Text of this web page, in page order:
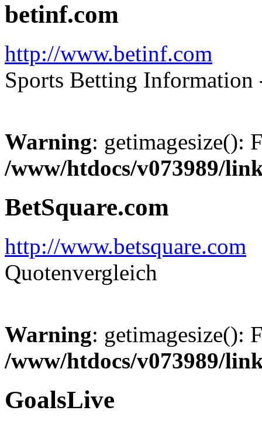
betinf.com
http://www.betinf.com
Sports Betting Information
Warning: getimagesize():
/www/htdocs/v073989/
BetSquare.com
http://www.betsquare.com
Quotenvergleich
Warning: getimagesize():
/www/htdocs/v073989/
GoalsLive